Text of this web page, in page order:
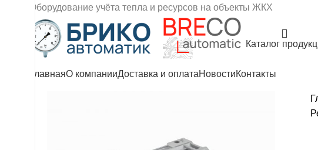
Оборудование учёта тепла и ресурсов на объекты ЖКХ
Каталог
ГлавнаяО компанииДоставка и оплатаНовостиКонтакты